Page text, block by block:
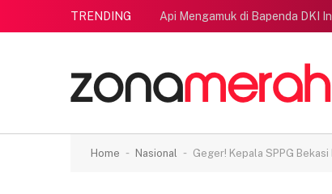
TRENDING Api Mengamuk di Bapenda DKI
Home - Nasional - Geger! Kepala SPPG